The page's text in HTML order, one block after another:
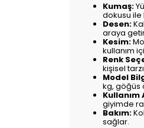
Kumaş:
dokusu ile
Desen:
araya
Kesim:
kullanım
Renk
kişisel
Model
kg, göğüs
Kullanım
giyimde
Bakım:
sağlar.